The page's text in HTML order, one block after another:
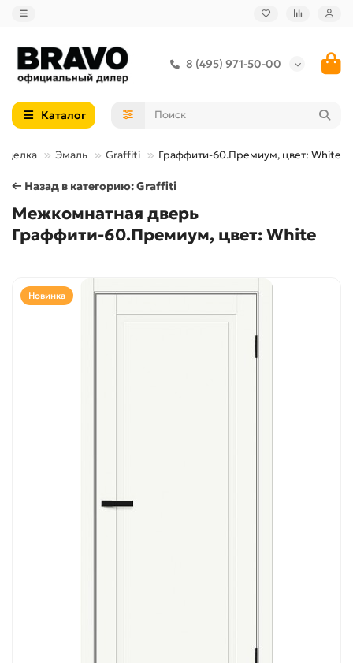
8 (495) 971-50-00
Каталог
Эмаль Graffiti Граффити-60.Премиум, цвет: White
← Назад в категорию: Graffiti
Межкомнатная дверь
Граффити-60.Премиум, цвет: White
Новинка